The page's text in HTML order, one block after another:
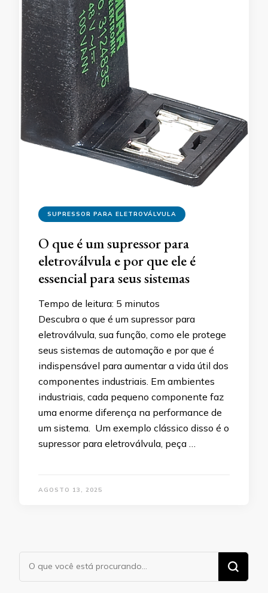
SUPRESSOR PARA ELETROVÁLVULA
O que é um supressor para
eletroválvula e por que ele é
essencial para seus sistemas
Tempo de leitura: 5 minutos
Descubra o que é um supressor para
eletroválvula, sua função, como ele protege
seus sistemas de automação e por que é
indispensável para aumentar a vida útil dos
componentes industriais. Em ambientes
industriais, cada pequeno componente faz
uma enorme diferença na performance de
um sistema. Um exemplo clássico disso é o
supressor para eletroválvula, peça …
AGOSTO 13, 2025
Procurando
algo?